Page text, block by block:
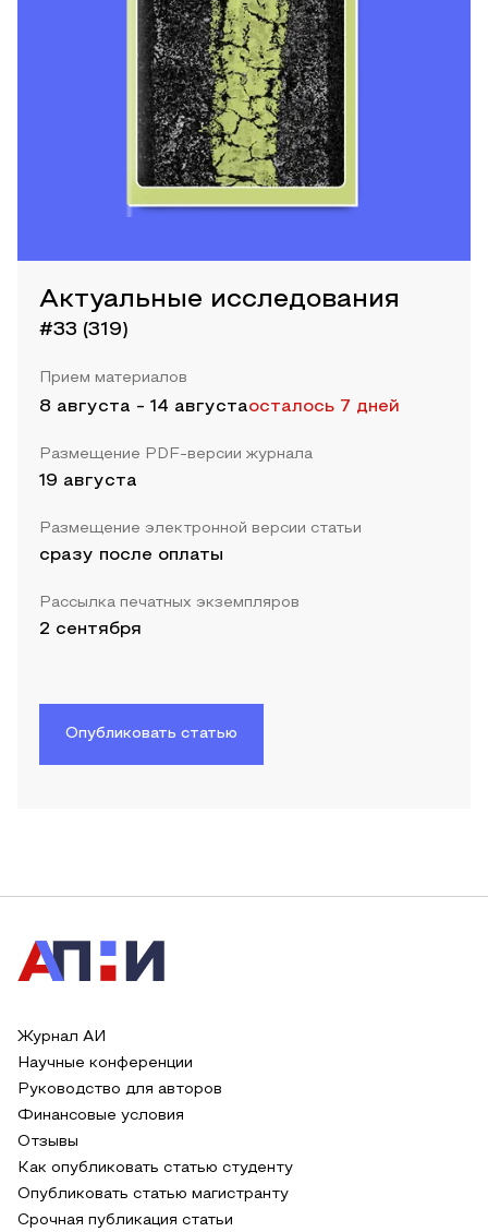
Актуальные исследования
#33 (319)
Прием материалов
8 августа - 14 августаосталось 7 дней
Размещение PDF-версии журнала
19 августа
Размещение электронной версии статьи
сразу после оплаты
Рассылка печатных экземпляров
2 сентября
Опубликовать статью
Журнал АИ
Научные конференции
Руководство для авторов
Финансовые условия
Отзывы
Как опубликовать статью студенту
Опубликовать статью магистранту
Срочная публикация статьи